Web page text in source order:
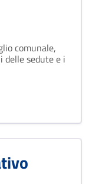
comunale,
delle sedute e i